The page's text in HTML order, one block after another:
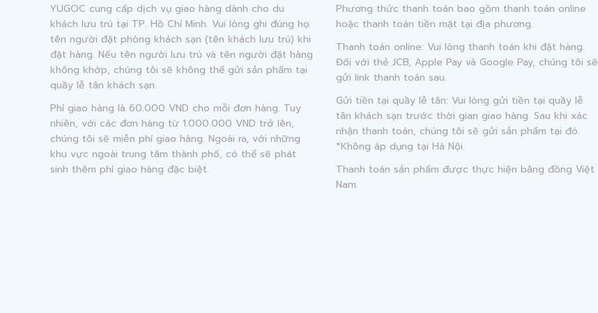
YUGOC cung cấp dịch vụ giao hàng dành cho du
khách lưu trú tại TP. Hồ Chí Minh. Vui lòng ghi đúng họ
tên người đặt phòng khách sạn (tên khách lưu trú) khi
đặt hàng. Nếu tên người lưu trú và tên người đặt hàng
không khớp, chúng tôi sẽ không thể gửi sản phẩm tại
quầy lễ tân khách sạn.
Phí giao hàng là 60.000 VND cho mỗi đơn hàng. Tuy
nhiên, với các đơn hàng từ 1.000.000 VND trở lên,
chúng tôi sẽ miễn phí giao hàng. Ngoài ra, với những
khu vực ngoài trung tâm thành phố, có thể sẽ phát
sinh thêm phí giao hàng đặc biệt.
Phương thức thanh toán bao gồm thanh toán online
hoặc thanh toán tiền mặt tại địa phương.
Thanh toán online: Vui lòng thanh toán khi đặt hàng.
Đối với thẻ JCB, Apple Pay và Google Pay, chúng tôi sẽ
gửi link thanh toán sau.
Gửi tiền tại quầy lễ tân: Vui lòng gửi tiền tại quầy lễ
tân khách sạn trước thời gian giao hàng. Sau khi xác
nhận thanh toán, chúng tôi sẽ gửi sản phẩm tại đó.
*Không áp dụng tại Hà Nội.
Thanh toán sản phẩm được thực hiện bằng đồng Việt
Nam.